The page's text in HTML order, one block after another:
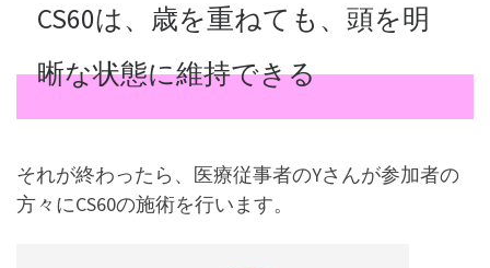
CS60は、歳を重ねても、頭を明
晰な状態に維持できる
それが終わったら、医療従事者のYさんが参加者の
方々にCS60の施術を行います。